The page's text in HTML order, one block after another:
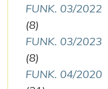
FUNK. 03/2022
(8)
FUNK. 03/2023
(8)
FUNK. 04/2020